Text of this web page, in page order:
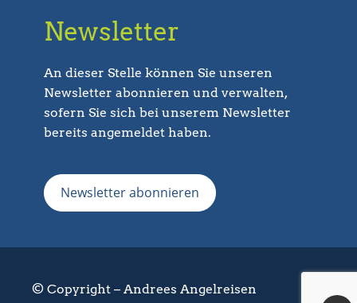
Newsletter
An dieser Stelle können Sie unseren
Newsletter abonnieren und verwalten,
sofern Sie sich bei unserem Newsletter
bereits angemeldet haben.
Newsletter abonnieren
© Copyright – Andrees Angelreisen